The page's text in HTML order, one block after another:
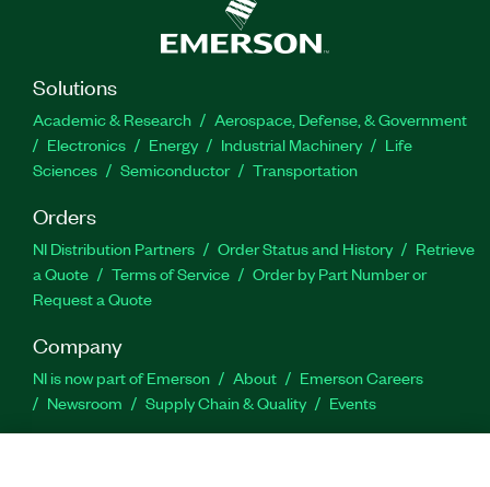
Solutions
Academic & Research
Aerospace, Defense, & Government
Electronics
Energy Industrial Machinery
Life
Sciences
Semiconductor Transportation
Orders
NI Distribution Partners Order Status and History
Retrieve
a Quote
Terms of Service
Order by Part Number or
Request a Quote
Company
NI is now part of Emerson About
Emerson Careers
Newsroom
Supply Chain & Quality Events